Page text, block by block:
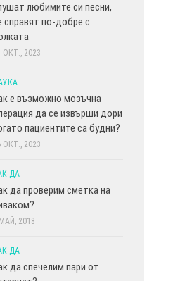
любимите си песни,
справят по-добре с
ОКТ., 2023
е възможно мозъчна
да се извърши дори
пациентите са будни?
ОКТ., 2023
ДА
да проверим сметка на
2018
ДА
да спечелим пари от